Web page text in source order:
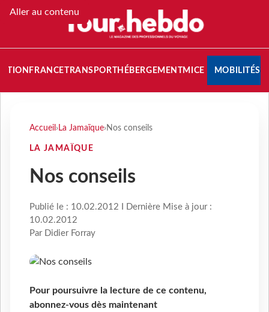
Aller au contenu
FRANCETRANSPORT HÉBERGEMENTMICE MOBILITÉS
Accueil › La Jamaïque› Nos conseils
LA JAMAÏQUE
Nos conseils
Publié le : 10.02.2012 I Dernière Mise à jour :
10.02.2012
Par Didier Forray
Pour poursuivre la lecture de ce contenu,
abonnez-vous dès maintenant